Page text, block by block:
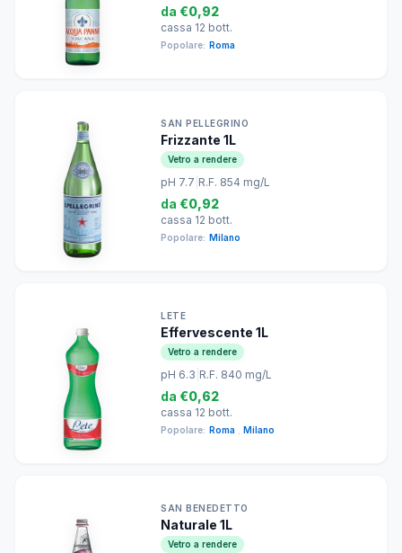
da €0,92
cassa 12 bott.
Popolare: Roma
SAN PELLEGRINO
Frizzante 1L
Vetro a rendere
pH 7.7 R.F. 854 mg/L
da €0,92
cassa 12 bott.
Popolare: Milano
LETE
Effervescente 1L
Vetro a rendere
pH 6.3 R.F. 840 mg/L
da €0,62
cassa 12 bott.
Popolare: Roma Milano
SAN BENEDETTO
Naturale 1L
Vetro a rendere